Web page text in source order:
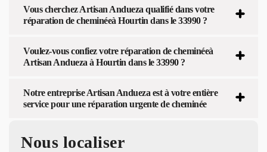
Vous cherchez Artisan Andueza qualifié dans votre
réparation de cheminéeà Hourtin dans le 33990 ?
Voulez-vous confiez votre réparation de cheminéeà
Artisan Andueza à Hourtin dans le 33990 ?
Notre entreprise Artisan Andueza est à votre entière
service pour une réparation urgente de cheminée
Nous localiser